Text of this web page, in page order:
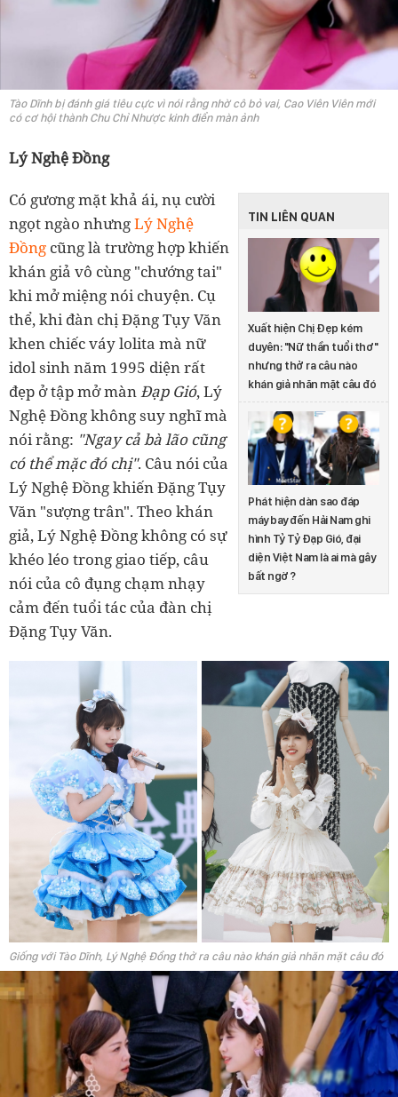
Tào Dĩnh bị đánh giá tiêu cực vì nói rằng nhờ cô bỏ vai, Cao Viên Viên mới
có cơ hội thành Chu Chỉ Nhược kinh điển màn ảnh
Lý Nghệ Đồng
TIN LIÊN QUAN
Xuất hiện Chị Đẹp kém
duyên: "Nữ thần tuổi thơ"
nhưng thở ra câu nào
khán giả nhăn mặt câu đó
Phát hiện dàn sao đáp
máy bay đến Hải Nam ghi
hình Tỷ Tỷ Đạp Gió, đại
diện Việt Nam là ai mà gây
bất ngờ?
Có gương mặt khả ái, nụ cười
ngọt ngào nhưngLý Nghệ
Đồng cũng là trường hợp khiến
khán giả vô cùng "chướng tai"
khi mở miệng nói chuyện. Cụ
thể, khi đàn chị Đặng Tụy Văn
khen chiếc váy lolita mà nữ
idol sinh năm 1995 diện rất
đẹp ở tập mở mànĐạp Gió, Lý
Nghệ Đồng không suy nghĩ mà
nói rằng: "Ngay cả bà lão cũng
có thể mặc đó chị". Câu nói của
Lý Nghệ Đồng khiến Đặng Tụy
Văn "sượng trân". Theo khán
giả, Lý Nghệ Đồng không có sự
khéo léo trong giao tiếp, câu
nói của cô đụng chạm nhạy
cảm đến tuổi tác của đàn chị
Đặng Tụy Văn.
Giống với Tào Dĩnh, Lý Nghệ Đồng thở ra câu nào khán giả nhăn mặt câu đó